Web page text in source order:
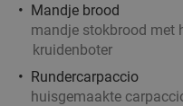
Mandje brood
mandje stokbrood met
kruidenboter
Rundercarpaccio
huisgemaakte